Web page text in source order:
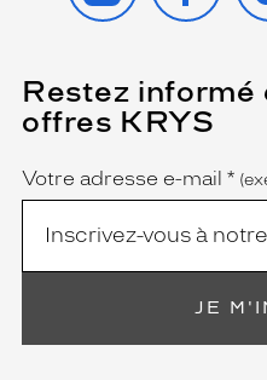
Restez informé
offres KRYS
Name
Votre adresse e-mail *
(Ce
champ
est
obligatoire)
JE